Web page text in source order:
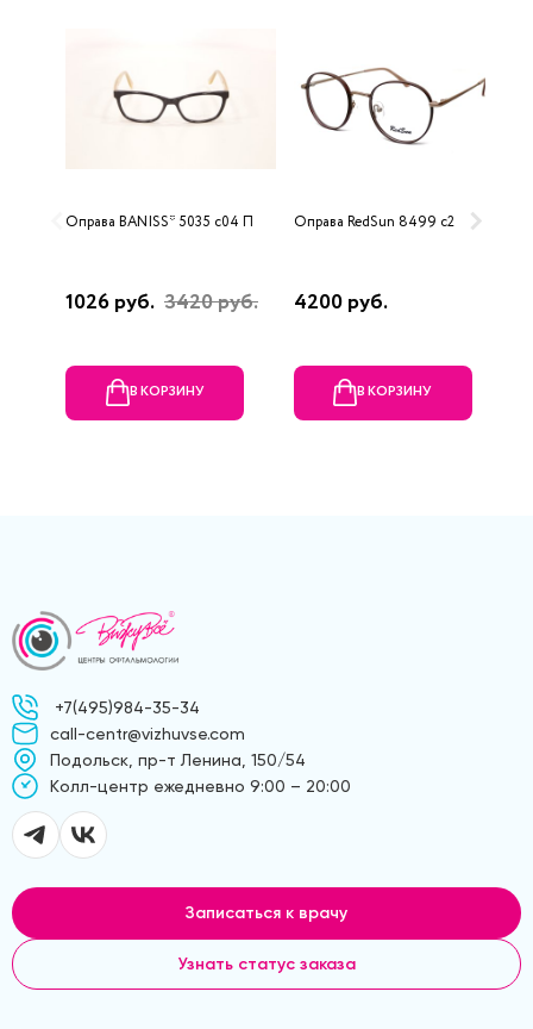
Оправа BANISS* 5035 с04 П
1026 руб. 3420 руб.
В КОРЗИНУ
Оправа RedSun 8499 с2
4200 руб.
В КОРЗИНУ
+7(495)984-35-34
call-centr@vizhuvse.com
Подольск, пр-т Ленина, 150/54
Kолл-центр ежедневно 9:00 – 20:00
Записаться к врачу
Узнать статус заказа